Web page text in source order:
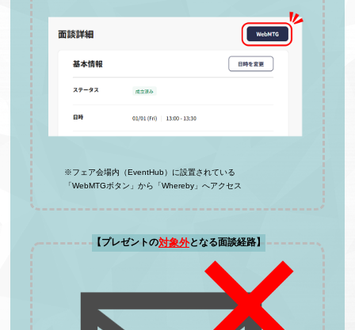
※フェア会場内（EventHub）に設置されている
「WebMTGボタン」から「Whereby」へアクセス
【プレゼントの対象外となる面談経路】